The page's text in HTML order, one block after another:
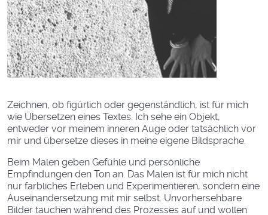
Zeichnen, ob figürlich oder gegenständlich, ist für mich
wie Übersetzen eines Textes. Ich sehe ein Objekt,
entweder vor meinem inneren Auge oder tatsächlich vor
mir und übersetze dieses in meine eigene Bildsprache.
Beim Malen geben Gefühle und persönliche
Empfindungen den Ton an. Das Malen ist für mich nicht
nur farbliches Erleben und Experimentieren, sondern eine
Auseinandersetzung mit mir selbst. Unvorhersehbare
Bilder tauchen während des Prozesses auf und wollen